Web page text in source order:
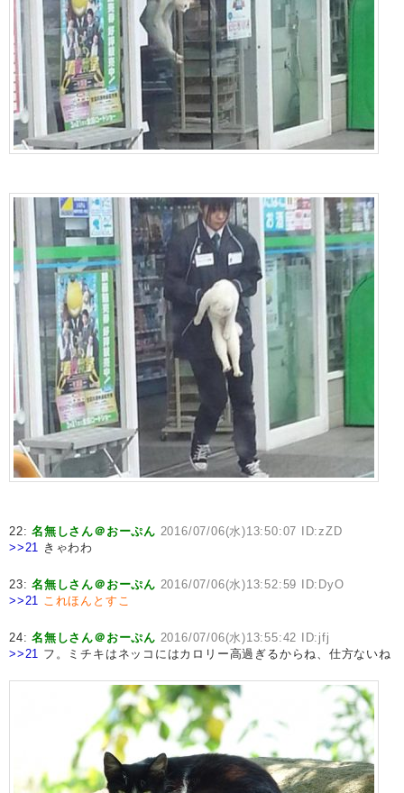
22:名無しさん＠おーぷん 2016/07/06(水)13:50:07 ID:zZD
>>21 きゃわわ
23:名無しさん＠おーぷん 2016/07/06(水)13:52:59 ID:DyO
>>21 これほんとすこ
24:名無しさん＠おーぷん 2016/07/06(水)13:55:42 ID:jfj
>>21 フ。ミチキはネッコにはカロリー高過ぎるからね、仕方ないね